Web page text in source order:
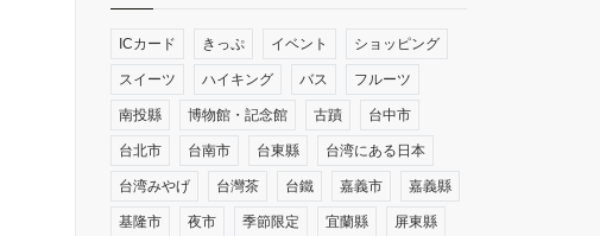
ICカード きっぷ イベント ショッピング
スイーツ ハイキング バス フルーツ
南投縣 博物館・記念館 古蹟 台中市
台北市 台南市 台東縣 台湾にある日本
台湾みやげ 台灣茶 台鐵 嘉義市 嘉義縣
基隆市 夜市 季節限定 宜蘭縣 屏東縣